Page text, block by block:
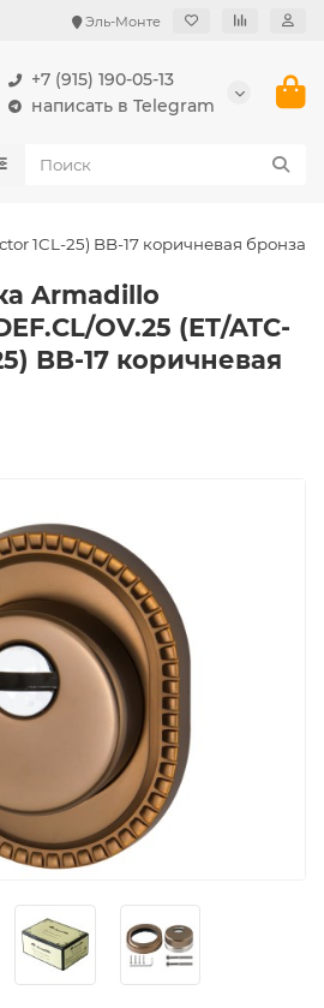
Эль-Монте
+7 (915) 190-05-13
написать в Telegram
1CL-25) BB-17 коричневая бронза
Armadillo
OV.25 (ET/ATC-
BB-17 коричневая